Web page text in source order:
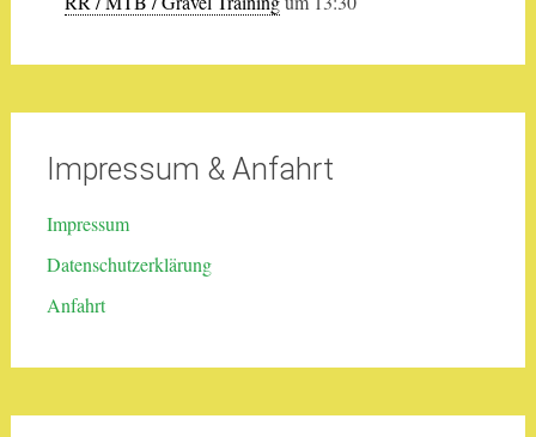
Impressum & Anfahrt
Impressum
Datenschutzerklärung
Anfahrt